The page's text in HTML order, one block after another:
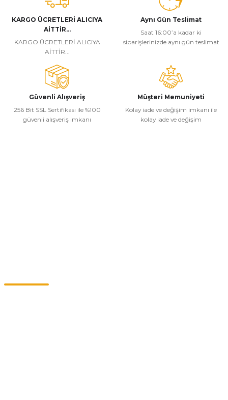
KARGO ÜCRETLERİ ALICIYA
AİTTİR...
KARGO ÜCRETLERİ ALICIYA
AİTTİR...
Aynı Gün Teslimat
Saat 16:00’a kadar ki
siparişlerinizde aynı gün teslimat
Güvenli Alışveriş
256 Bit SSL Sertifikası ile %100
güvenli alışveriş imkanı
Müşteri Memuniyeti
Kolay iade ve değişim imkanı ile
kolay iade ve değişim